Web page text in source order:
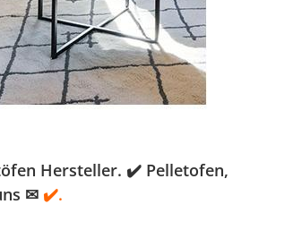
Hersteller. ✔️ Pelletofen,
✉ ✔️.